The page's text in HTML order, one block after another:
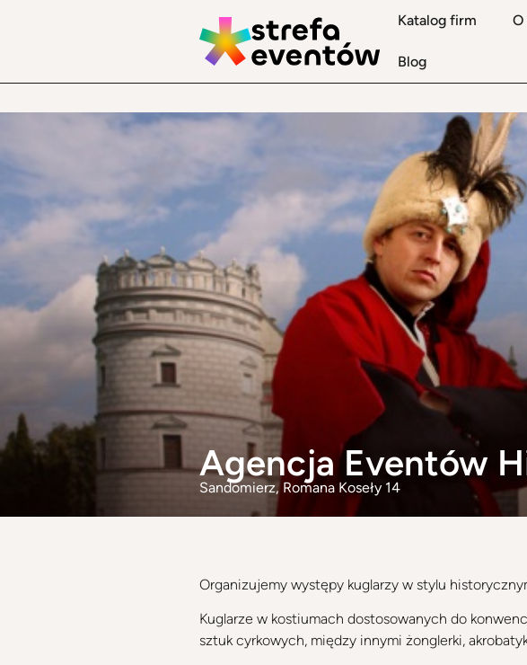
Katalog firm O
Blog
Agencja Eventów
Sandomierz, Romana Koseły 14
Organizujemy występy kuglarzy w stylu
Kuglarze w kostiumach dostosowanych do
sztuk cyrkowych, między innymi żonglerki,